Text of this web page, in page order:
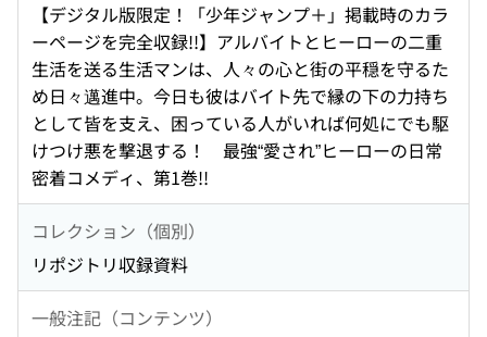
【デジタル版限定！「少年ジャンプ＋」掲載時のカラ
ーページを完全収録!!】アルバイトとヒーローの二重
生活を送る生活マンは、人々の心と街の平穏を守るた
め日々邁進中。今日も彼はバイト先で縁の下の力持ち
として皆を支え、困っている人がいれば何処にでも駆
けつけ悪を撃退する！ 最強“愛され”ヒーローの日常
密着コメディ、第1巻!!
コレクション（個別）
リポジトリ収録資料
一般注記（コンテンツ）